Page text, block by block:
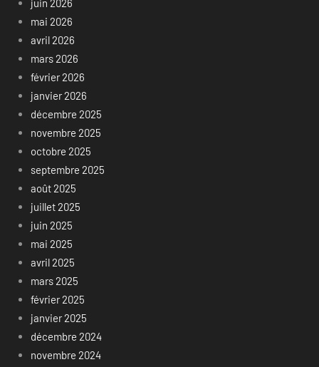
juin 2026
mai 2026
avril 2026
mars 2026
février 2026
janvier 2026
décembre 2025
novembre 2025
octobre 2025
septembre 2025
août 2025
juillet 2025
juin 2025
mai 2025
avril 2025
mars 2025
février 2025
janvier 2025
décembre 2024
novembre 2024